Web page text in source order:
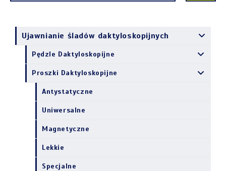
Ujawnianie śladów daktyloskopijnych
Pędzle Daktyloskopijne
Proszki Daktyloskopijne
Antystatyczne
Uniwersalne
Magnetyczne
Lekkie
Specjalne